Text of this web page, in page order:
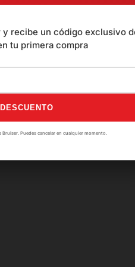
recibe un código exclusivo
tu primera compra
Puedes cancelar en cualquier momento.